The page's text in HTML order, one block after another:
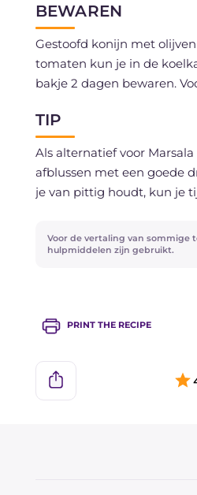
BEWAREN
Gestoofd konijn met
tomaten kun je in de
bakje 2 dagen bewaren.
warmen in een pan met
bouillon.
TIP
Als alternatief voor
afblussen met een goede
je van pittig houdt, kun je
een snuf gerookt
Voor de vertaling van sommige
hulpmiddelen zijn gebruikt.
PRINT THE RECIPE